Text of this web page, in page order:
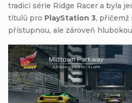
tradici série Ridge Racer a byla
titulů pro PlayStation 3, přičemž
přístupnou, ale zároveň